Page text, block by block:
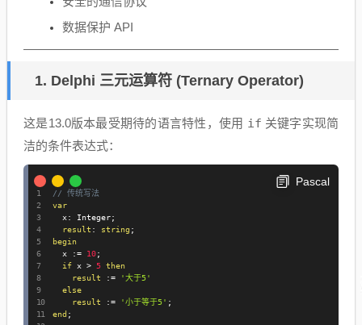
数据保护 API
1. Delphi 三元运算符 (Ternary Operator)
这是13.0版本最受期待的语言特性，使用 if 关键字实现简
洁的条件表达式：
Pascal
// 传统写法
var
  x
: Integer;
result : string ;
begin
  x
:= 10;
if x > 5 then
result
:=
'大于5'
else
result
:= '小于等于5' ;
end ;